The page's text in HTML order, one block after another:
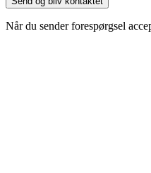
Når du sender forespørgsel